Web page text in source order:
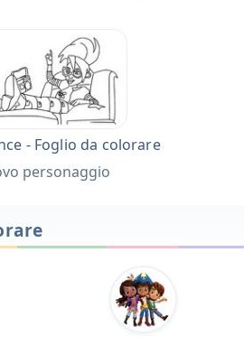
- Foglio da colorare
personaggio